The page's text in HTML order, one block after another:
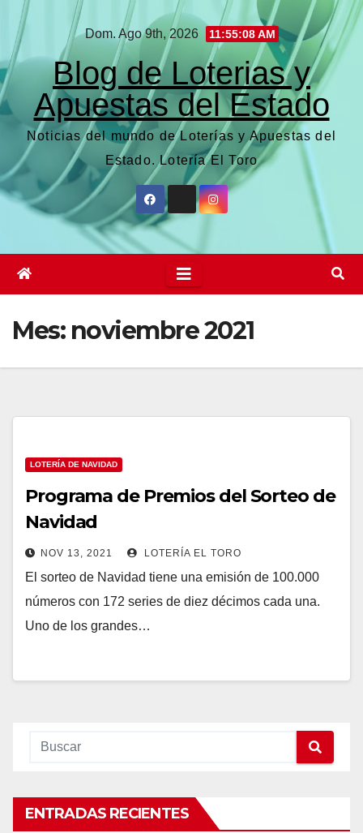
Saltar
contenido
Dom. Ago 9th, 2026 11:55:09 AM
Blog de Loterias y
Apuestas del Estado
Noticias del mundo de Loterías y Apuestas del
Estado. Lotería El Toro
Mes: noviembre 2021
LOTERÍA DE NAVIDAD
Programa de Premios del Sorteo de
Navidad
NOV 13, 2021 LOTERÍA EL TORO
El sorteo de Navidad tiene una emisión de 100.000
números con 172 series de diez décimos cada una.
Uno de los grandes…
ENTRADAS RECIENTES